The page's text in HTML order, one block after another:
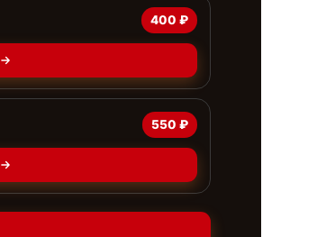
400 ₽
550 ₽